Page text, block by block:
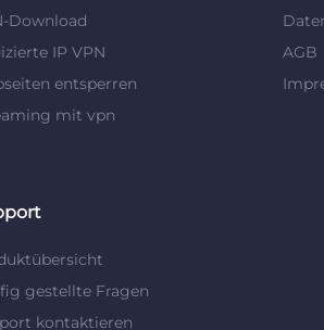
Download
IP VPN
entsperren
mit vpn
AGB
gestellte Fragen
kontaktieren